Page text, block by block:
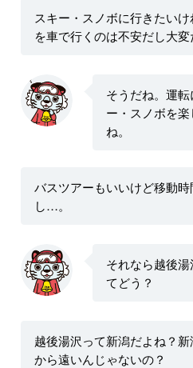
スキー・スノボに行きたい
を車で行くのは不安だし大変
そうだね。運
ー・スノボを
ね。
バスツアーもいいけど移動時
し…。
それなら越後
てどう？
越後湯沢って新潟だよね？
から遠いんじゃないの？